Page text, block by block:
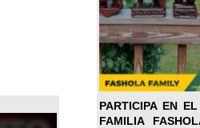
PARTICIPA EN
FAMILIA